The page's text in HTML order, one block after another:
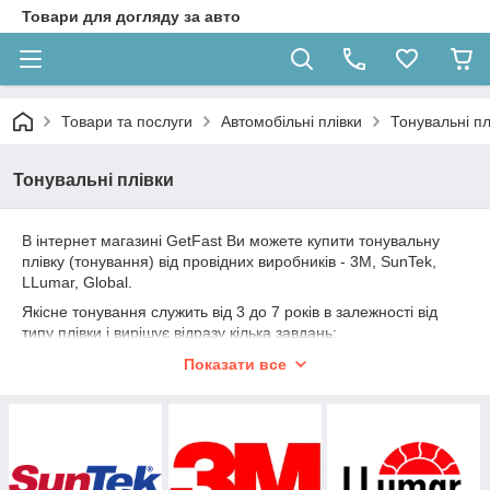
Товари для догляду за авто
Товари та послуги Автомобільні плівки Тонувальні
Тонувальні плівки
В інтернет магазині GetFast Ви можете купити тонувальну
плівку (тонування) від провідних виробників - 3M, SunTek,
LLumar, Global.
Якісне тонування служить від 3 до 7 років в залежності від
типу плівки і вирішує відразу кілька завдань;
Захист від ультрафіолету- доведено, що тонування скла
2.Створення особистого простору всередині автомобіля-
Показати все